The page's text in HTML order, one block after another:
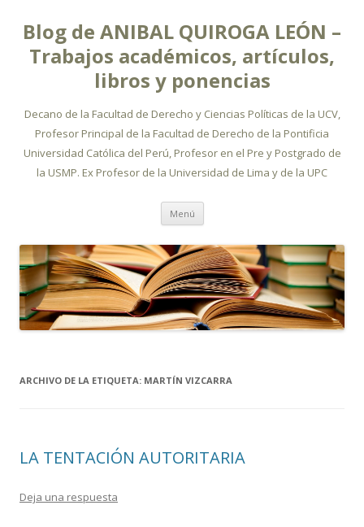
Blog de ANIBAL QUIROGA LEÓN –
Trabajos académicos, artículos,
libros y ponencias
Decano de la Facultad de Derecho y Ciencias Políticas de la UCV,
Profesor Principal de la Facultad de Derecho de la Pontificia
Universidad Católica del Perú, Profesor en el Pre y Postgrado de
la USMP. Ex Profesor de la Universidad de Lima y de la UPC
Menú Ir
contenido
ARCHIVO DE LA ETIQUETA: MARTÍN VIZCARRA
LA TENTACIÓN AUTORITARIA
Deja una respuesta